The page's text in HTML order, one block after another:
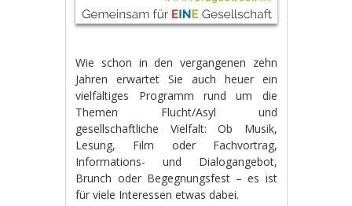
Wie schon in den vergangenen zehn
Jahren erwartet Sie auch heuer ein
vielfältiges Programm rund um die
Themen Flucht/Asyl und
gesellschaftliche Vielfalt: Ob Musik,
Lesung, Film oder Fachvortrag,
Informations- und Dialogangebot,
Brunch oder Begegnungsfest – es ist
für viele Interessen etwas dabei.